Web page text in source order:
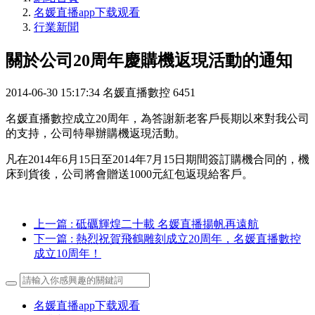
名媛直播app下载观看
行業新聞
關於公司20周年慶購機返現活動的通知
2014-06-30 15:17:34 名媛直播數控 6451
名媛直播數控成立20周年，為答謝新老客戶長期以來對我公司
的支持，公司特舉辦購機返現活動。
凡在2014年6月15日至2014年7月15日期間簽訂購機合同的，機
床到貨後，公司將會贈送1000元紅包返現給客戶。
上一篇 : 砥礪輝煌二十載 名媛直播揚帆再遠航
下一篇 : 熱烈祝賀飛鶴雕刻成立20周年，名媛直播數控
成立10周年！
名媛直播app下载观看